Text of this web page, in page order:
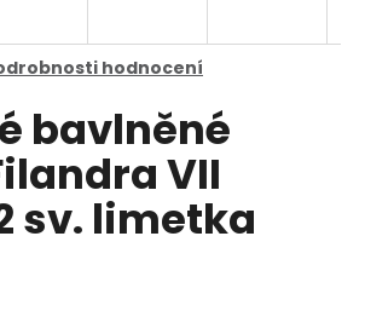
hodnocení
bavlněné
VII
sv. limetka